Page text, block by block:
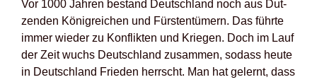
Vor 1000 Jah­ren bestand Deutsch­land noch aus Dut­
zen­den König­rei­chen und Fürs­ten­tü­mern. Das führ­te
immer wie­der zu Kon­flik­ten und Krie­gen. Doch im Lauf
der Zeit wuchs Deutsch­land zusam­men, sodass heu­te
in Deutsch­land Frie­den herrscht. Man hat gelernt, dass